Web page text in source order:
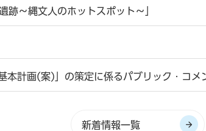
跡～縄文人のホットスポット～」
本計画(案)」の策定に係るパブリック・コメ
新着情報一覧